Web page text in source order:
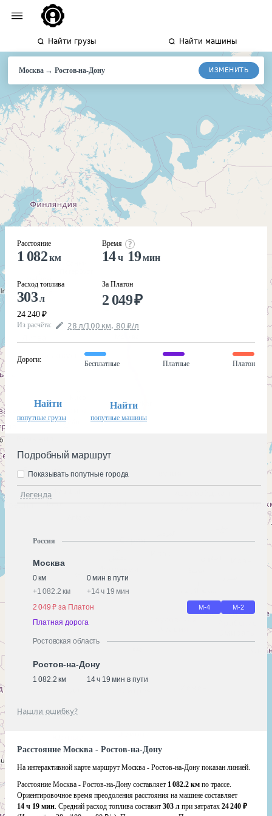
Найти грузы Найти машины
Москва→Ростов-на-Дону ИЗМЕНИТЬ
Расстояние
1 082км
Расход топлива
303л
24 240 ₽
Время
14ч 19мин
За Платон
2 049₽
Из расчёта: 28 л/100 км, 80 ₽/л
Дороги:
Бесплатные Платные Платон
Найти
попутные грузы
Найти
попутные машины
Подробный маршрут
Легенда
Показывать попутные города
Россия
Москва
0 км
0 мин в пути
+1 082.2 км +14 ч 19 мин
2 049 ₽ за Платон
М-4 М-2
Платная дорога
Ростовская область
Ростов-на-Дону
1 082.2 км 14 ч 19 мин в пути
Нашли ошибку?
Расстояние Москва - Ростов-на-Дону
На интерактивной карте маршрут Москва - Ростов-на-Дону показан линией.
Расстояние Москва - Ростов-на-Дону составляет 1 082.2 км по трассе.
Ориентировочное время преодоления расстояния на машине составляет
14 ч 19 мин. Средний расход топлива составит 303 л при затратах 24 240 ₽